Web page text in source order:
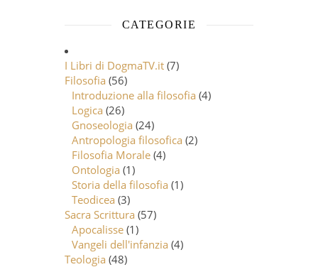
CATEGORIE
I Libri di DogmaTV.it (7)
Filosofia (56)
Introduzione alla filosofia (4)
Logica (26)
Gnoseologia (24)
Antropologia filosofica (2)
Filosofia Morale (4)
Ontologia (1)
Storia della filosofia (1)
Teodicea (3)
Sacra Scrittura (57)
Apocalisse (1)
Vangeli dell'infanzia (4)
Teologia (48)